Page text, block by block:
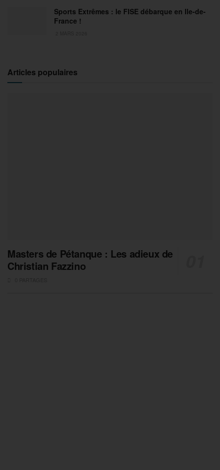
Sports Extrêmes : le FISE débarque en Ile-de-
France !
Articles populaires
Masters de Pétanque : Les adieux de
Christian Fazzino